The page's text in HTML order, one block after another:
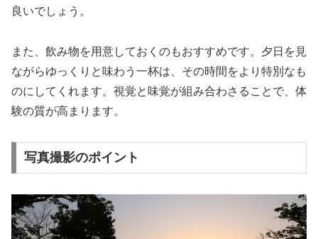
良いでしょう。
また、飲み物を用意しておくのもおすすめです。夕日を見
ながらゆっくりと味わう一杯は、その時間をより特別なも
のにしてくれます。視覚と味覚が組み合わさることで、体
験の質が高まります。
写真撮影のポイント